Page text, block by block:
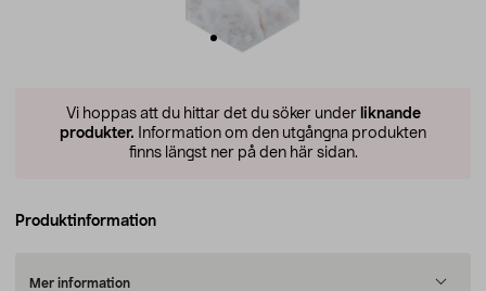
Vi hoppas att du hittar det du söker under liknande
produkter. Information om den utgångna produkten
finns längst ner på den här sidan.
Produktinformation
Mer information